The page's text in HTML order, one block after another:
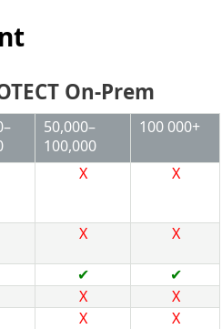
On-Prem
50,000–
100,000
100 000+
X X
X X
✔
✔
X
X
X X